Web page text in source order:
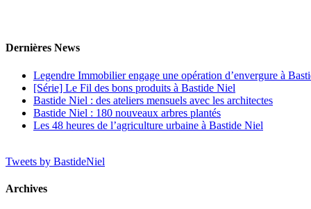
Dernières News
Legendre Immobilier engage une opération d’envergure à
[Série] Le Fil des bons produits à Bastide Niel
Bastide Niel : des ateliers mensuels avec les architectes
Bastide Niel : 180 nouveaux arbres plantés
Les 48 heures de l’agriculture urbaine à Bastide Niel
Tweets by BastideNiel
Archives